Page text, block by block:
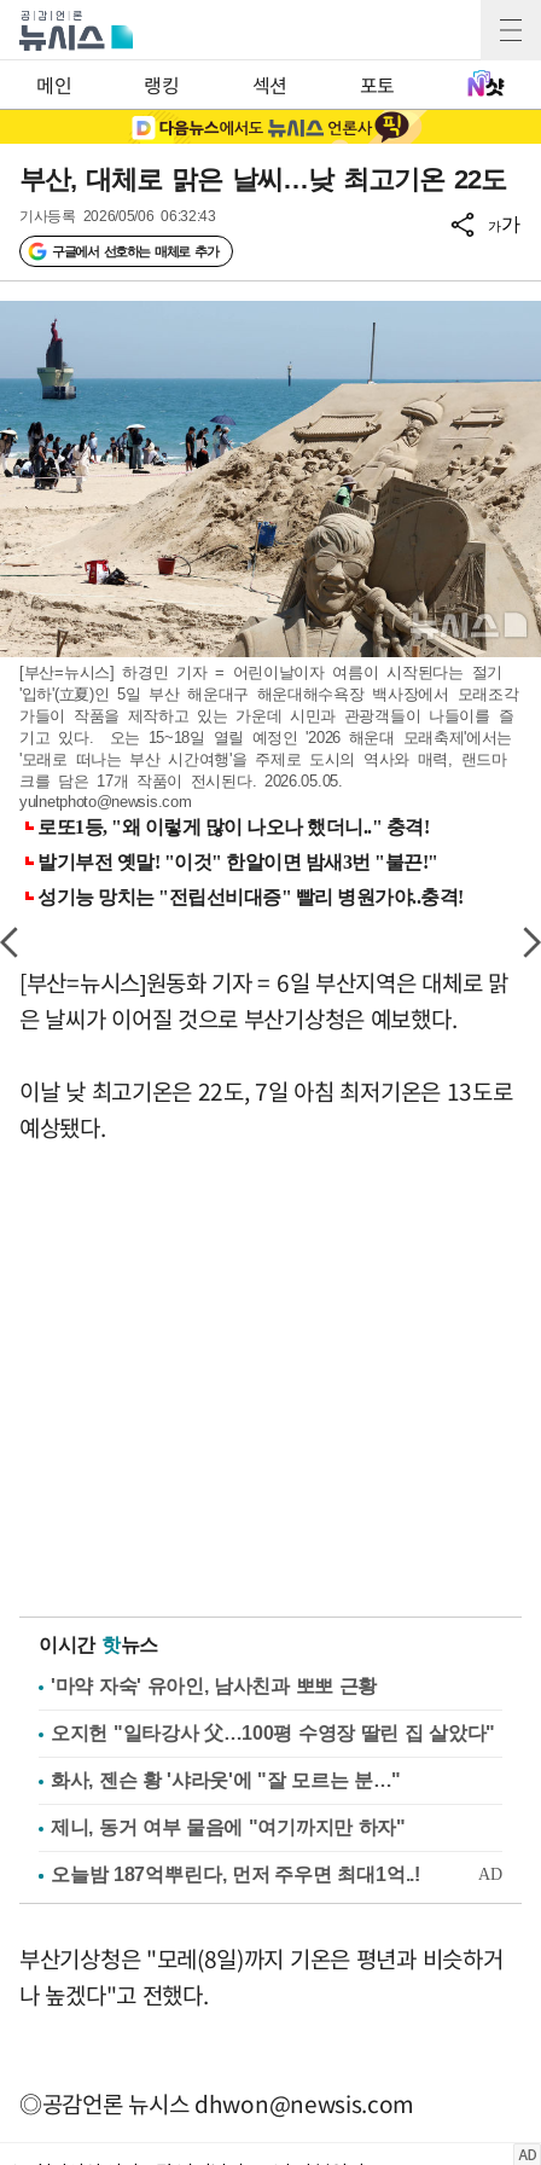
메인 랭킹 섹션 포토
부산, 대체로 맑은 날씨…낮 최고기온 22도
기사등록 2026/05/06 06:32:43
구글에서 선호하는 매체로 추가
가가
[부산=뉴시스] 하경민 기자 = 어린이날이자 여름이 시작된다는 절기
'입하'(立夏)인 5일 부산 해운대구 해운대해수욕장 백사장에서 모래조각
가들이 작품을 제작하고 있는 가운데 시민과 관광객들이 나들이를 즐
기고 있다. 오는 15~18일 열릴 예정인 '2026 해운대 모래축제'에서는
'모래로 떠나는 부산 시간여행'을 주제로 도시의 역사와 매력, 랜드마
크를 담은 17개 작품이 전시된다. 2026.05.05.
yulnetphoto@newsis.com
[부산=뉴시스]원동화 기자 = 6일 부산지역은 대체로 맑
은 날씨가 이어질 것으로 부산기상청은 예보했다.
이날 낮 최고기온은 22도, 7일 아침 최저기온은 13도로
예상됐다.
이시간 핫뉴스
'마약 자숙' 유아인, 남사친과 뽀뽀 근황
오지헌 "일타강사 父…100평 수영장 딸린 집 살았다"
화사, 젠슨 황 '샤라웃'에 "잘 모르는 분…"
제니, 동거 여부 물음에 "여기까지만 하자"
부산기상청은 "모레(8일)까지 기온은 평년과 비슷하거
나 높겠다"고 전했다.
◎공감언론 뉴시스dhwon@newsis.com